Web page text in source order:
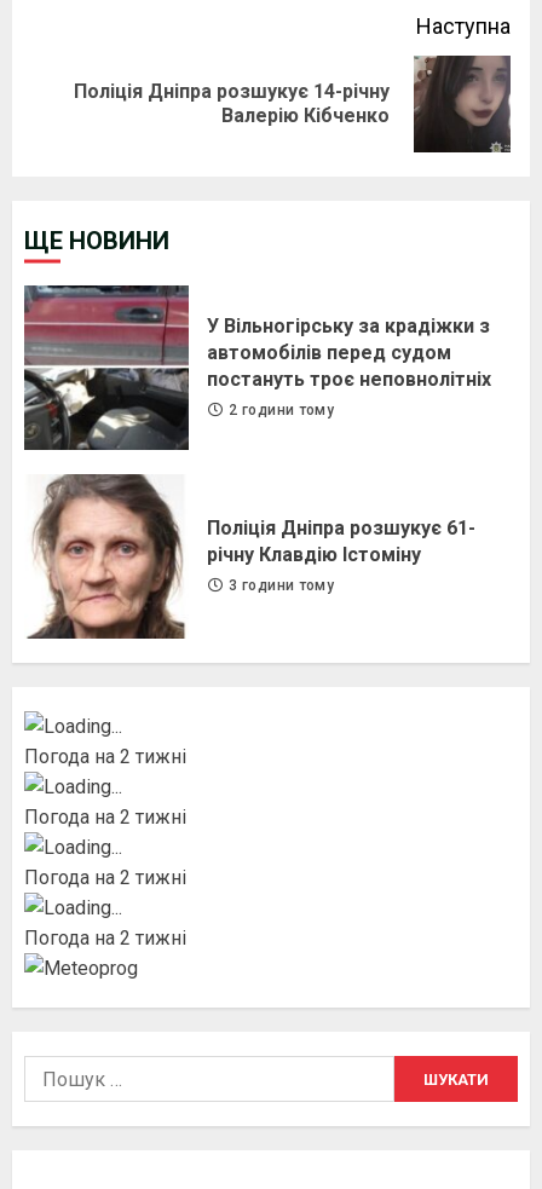
Наступна
NextПоліція Дніпра розшукує 14-річну
Валерію Кібченко
ЩЕ НОВИНИ
У Вільногірську за крадіжки з
автомобілів перед судом
постануть троє неповнолітніх
2 години тому
Поліція Дніпра розшукує 61-
річну Клавдію Істоміну
3 години тому
Погода на 2 тижні
Погода на 2 тижні
Погода на 2 тижні
Погода на 2 тижні
Пошук: